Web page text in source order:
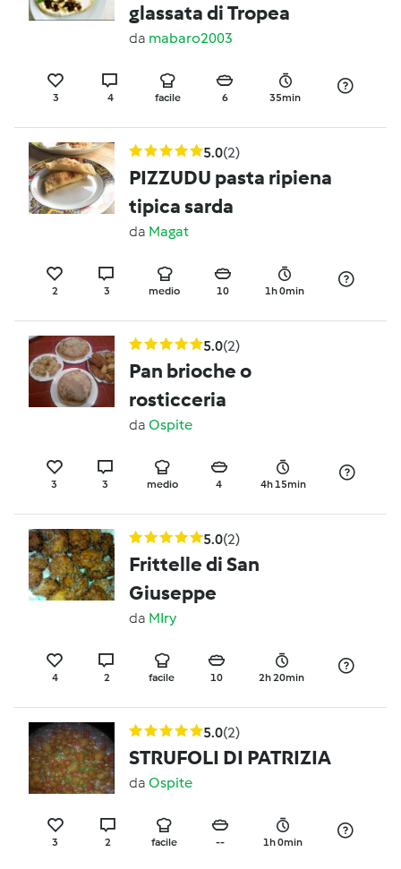
glassata di Tropea
da mabaro2003
3 4 facile 6 35min
5.0(2)
PIZZUDU pasta ripiena
tipica sarda
da Magat
2 3 medio 10 1h 0min
5.0(2)
Pan brioche o
rosticceria
da Ospite
3 3 medio 4 4h 15min
5.0(2)
Frittelle di San
Giuseppe
da MIry
4 2 facile 10 2h 20min
5.0(2)
STRUFOLI DI PATRIZIA
da Ospite
3 2 facile -- 1h 0min